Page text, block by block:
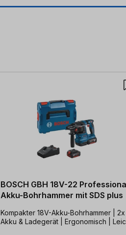
BOSCH GBH 18V-22
Akku-Bohrhammer mit SDS plus
Kompakter 18V-Akku-Bohrhammer | 2x
Akku & Ladegerät | Ergonomisch |